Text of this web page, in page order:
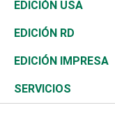
Ocenanía
Caribe
Resto del mundo
Telecom.
Global y variable
Economía personal
Sociales
Novedades
Podcast Arte Libre
Ciclismo
Tenis
Olimpismo
Más deportes
En Directo
El Espía
Noticiero Poteleche
Columnistas
Tecnología
Historia
Martes de tecnología
Cambio climático
Economía
Revista
Deportes
Opinión
EDICIÓN USA
EDICIÓN RD
EDICIÓN IMPRESA
SERVICIOS